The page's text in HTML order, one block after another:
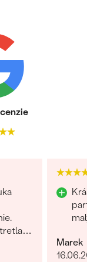
laboratóriu
Marek